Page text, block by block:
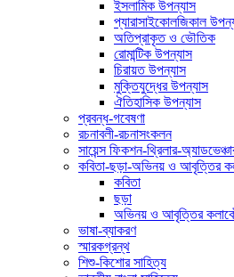
ইসলামিক উপন্যাস
প্যারাসাইকোলজিকাল
অতিপ্রাকৃত ও ভৌতিক
রোমান্টিক উপন্যাস
চিরায়ত উপন্যাস
মুক্তিযুদ্ধের উপন্যাস
ঐতিহাসিক উপন্যাস
প্রবন্ধ-গবেষণা
রচনাবলী-রচনাসংকলন
সায়েন্স ফিকশন-থ্রিলার-
কবিতা-ছড়া-অভিনয় ও আবৃত্তির
কবিতা
ছড়া
অভিনয় ও আবৃত্তির
ভাষা-ব্যাকরণ
স্মারকগ্রন্থ
শিশু-কিশোর সাহিত্য